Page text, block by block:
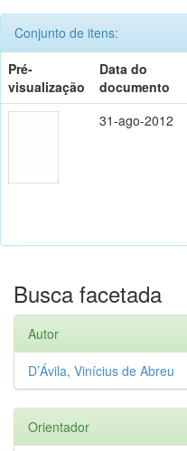
Conjunto de itens:
Pré-
visualização
Data do
documento
31-ago-2012
Busca facetada
Autor
D’Ávila, Vinícius de Abreu
Orientador